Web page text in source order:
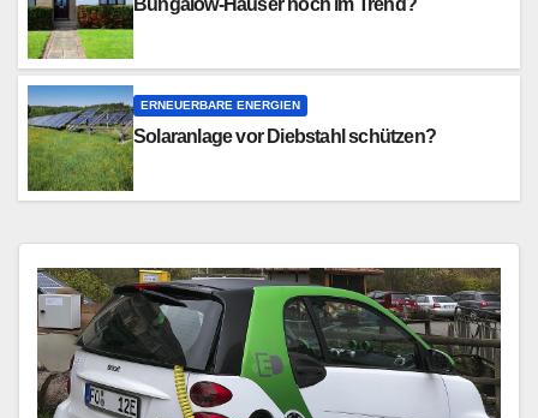
Bungalow-Häuser noch im Trend?
ERNEUERBARE ENERGIEN
Solaranlage vor Diebstahl schützen?